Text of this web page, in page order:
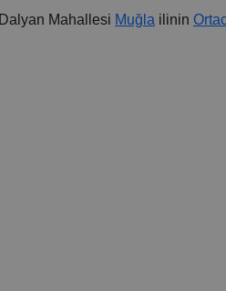
Dalyan Mahallesi Muğla ilinin